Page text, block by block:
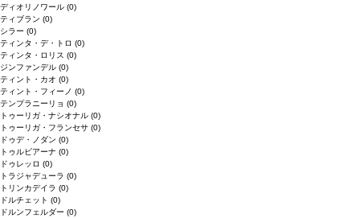
ディオリノワール (0)
ティブラン (0)
シラー (0)
ティンタ・デ・トロ (0)
ティンタ・ロリス (0)
ジンファンデル (0)
ティント・カオ (0)
ティント・フィーノ (0)
テンプラニーリョ (0)
トゥーリガ・ナシオナル (0)
トゥーリガ・フランセサ (0)
ドゥデ・ノダン (0)
トゥルビアーナ (0)
ドゥレッロ (0)
トラジャデューラ (0)
トリンカデイラ (0)
ドルチェット (0)
ドルンフェルダー (0)